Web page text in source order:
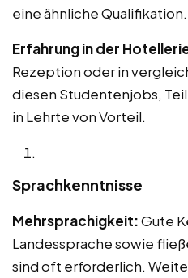
eine ähnliche Qualifikation.
Erfahrung in der
Rezeption oder in
diesen Studentenjobs,
in Lehrte von Vorteil.
Sprachkenntnisse
Mehrsprachigkeit:Gute
Landessprache sowie
sind oft erforderlich.